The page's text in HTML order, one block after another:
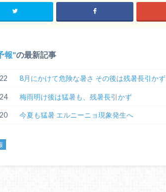
報 の最新記事
8月にかけて危険な暑さ その後は残暑長引かず
梅雨明け後は猛暑も、残暑長引かず
今夏も猛暑 エルニーニョ現象発生へ